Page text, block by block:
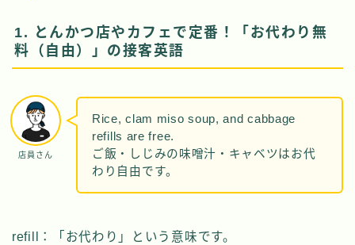
1. とんかつ店やカフェで定番！「お代わり無
料（自由）」の接客英語
店員さん
Rice, clam miso soup, and cabbage
refills are free.
ご飯・しじみの味噌汁・キャベツはお代
わり自由です。
refill：「お代わり」という意味です。